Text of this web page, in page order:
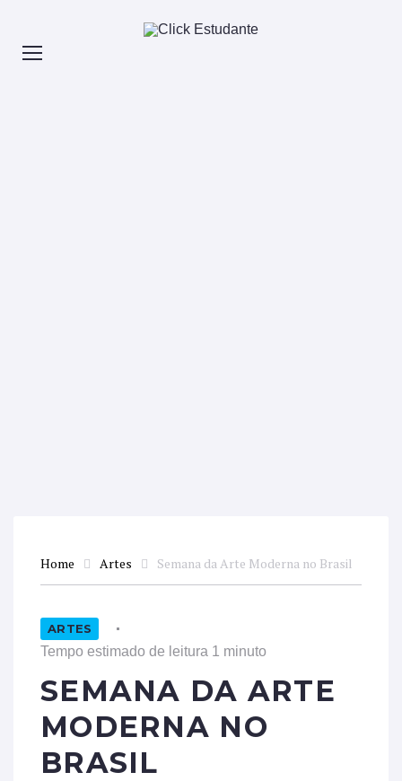
Home Artes Semana da Arte Moderna no Brasil
ARTES
Tempo estimado de leitura 1 minuto
SEMANA DA ARTE
MODERNA NO
BRASIL